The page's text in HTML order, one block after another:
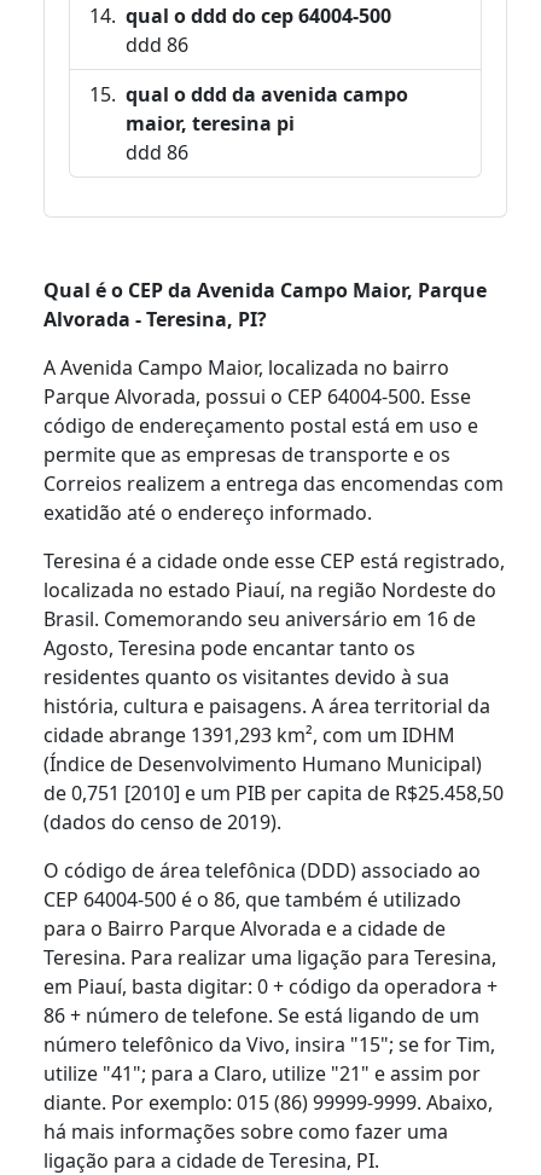
qual o ddd do cep 64004-500
ddd 86
qual o ddd da avenida campo
maior, teresina pi
ddd 86
Qual é o CEP da Avenida Campo Maior, Parque
Alvorada - Teresina, PI?
A Avenida Campo Maior, localizada no bairro
Parque Alvorada, possui o CEP 64004-500. Esse
código de endereçamento postal está em uso e
permite que as empresas de transporte e os
Correios realizem a entrega das encomendas com
exatidão até o endereço informado.
Teresina é a cidade onde esse CEP está registrado,
localizada no estado Piauí, na região Nordeste do
Brasil. Comemorando seu aniversário em 16 de
Agosto, Teresina pode encantar tanto os
residentes quanto os visitantes devido à sua
história, cultura e paisagens. A área territorial da
cidade abrange 1391,293 km², com um IDHM
(Índice de Desenvolvimento Humano Municipal)
de 0,751 [2010] e um PIB per capita de R$25.458,50
(dados do censo de 2019).
O código de área telefônica (DDD) associado ao
CEP 64004-500 é o 86, que também é utilizado
para o Bairro Parque Alvorada e a cidade de
Teresina. Para realizar uma ligação para Teresina,
em Piauí, basta digitar: 0 + código da operadora +
86 + número de telefone. Se está ligando de um
número telefônico da Vivo, insira "15"; se for Tim,
utilize "41"; para a Claro, utilize "21" e assim por
diante. Por exemplo: 015 (86) 99999-9999. Abaixo,
há mais informações sobre como fazer uma
ligação para a cidade de Teresina, PI.